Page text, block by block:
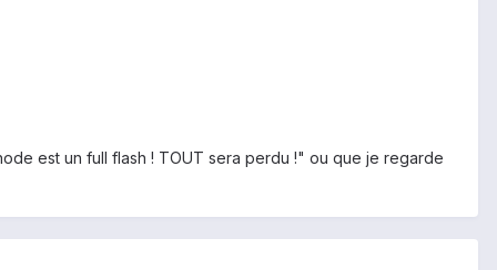
est un full flash ! TOUT sera perdu !" ou que je regarde